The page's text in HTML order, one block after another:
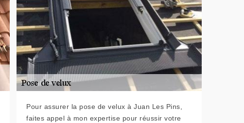
Pour assurer la pose de velux à Juan Les Pins,
faites appel à mon expertise pour réussir votre